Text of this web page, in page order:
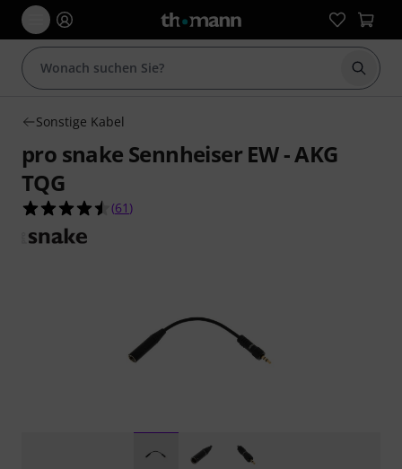
Suche
Sonstige Kabel
pro snake Sennheiser EW - AKG
TQG
4.5 von 5 Sternen aus 61 Kundenbewertungen
(61 )